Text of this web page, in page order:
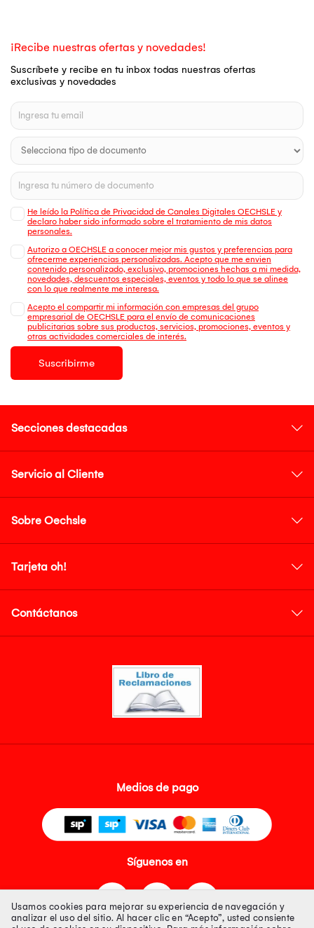
¡Recibe nuestras ofertas y novedades!
Suscríbete y recibe en tu inbox todas nuestras ofertas
exclusivas y novedades
He leído la Política de Privacidad de Canales Digitales OECHSLE y
declaro haber sido informado sobre el tratamiento de mis datos
personales.
Autorizo a OECHSLE a conocer mejor mis gustos y preferencias para
ofrecerme experiencias personalizadas. Acepto que me envien
contenido personalizado, exclusivo, promociones hechas a mi medida,
novedades, descuentos especiales, eventos y todo lo que se alinee
con lo que realmente me interesa.
Acepto el compartir mi información con empresas del grupo
empresarial de OECHSLE para el envío de comunicaciones
publicitarias sobre sus productos, servicios, promociones, eventos y
otras actividades comerciales de interés.
Suscribirme
Secciones destacadas
Servicio al Cliente
Sobre Oechsle
Tarjeta oh!
Contáctanos
Medios de pago
Síguenos en
Usamos cookies para mejorar su experiencia de navegación y
analizar el uso del sitio. Al hacer clic en “Acepto”, usted consiente